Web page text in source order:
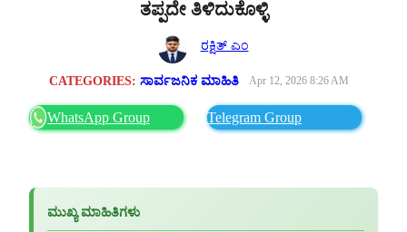
ತಪ್ಪದೇ ತಿಳಿದುಕೊಳ್ಳಿ
ರಕ್ಷಿತ್ ಎಂ
CATEGORIES: ಸಾರ್ವಜನಿಕ ಮಾಹಿತಿ Apr 12, 2026 8:26 AM
WhatsApp Group Telegram Group
ಮುಖ್ಯ ಮಾಹಿತಿಗಳು